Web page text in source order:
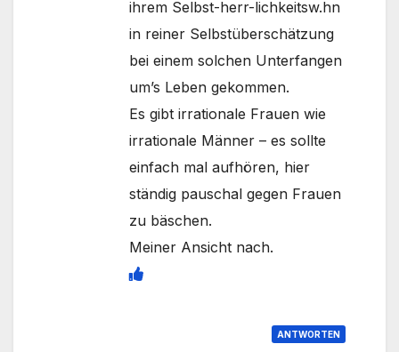
ihrem Selbst-herr-lichkeitsw.hn
in reiner Selbstüberschätzung
bei einem solchen Unterfangen
um’s Leben gekommen.
Es gibt irrationale Frauen wie
irrationale Männer – es sollte
einfach mal aufhören, hier
ständig pauschal gegen Frauen
zu bäschen.
Meiner Ansicht nach.
ANTWORTEN